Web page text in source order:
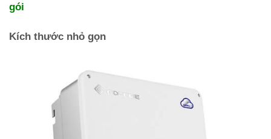
gói
Kích thước nhỏ gọn